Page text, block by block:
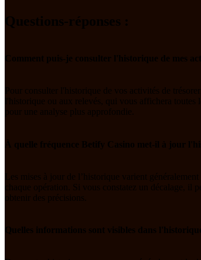
Questions-réponses :
Comment puis-je consulter l'historique de mes
Pour consulter l'historique de vos activités de
l'historique ou aux relevés, qui vous affichera toutes
pour une analyse plus approfondie.
À quelle fréquence Betify Casino met-il à jour
Les mises à jour de l’historique varient
chaque opération. Si vous constatez un décalage, il
obtenir des précisions.
Quelles informations sont visibles dans